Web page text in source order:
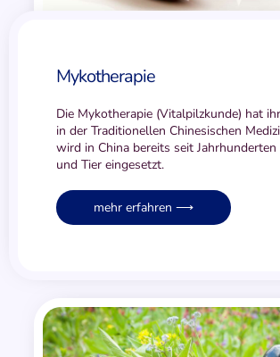
Myko­therapie
Die Mykotherapie (Vitalpilzkunde) hat
in der Traditionellen Chinesischen
wird in China bereits seit Jahrhunderten
und Tier eingesetzt.
mehr erfahren ⟶